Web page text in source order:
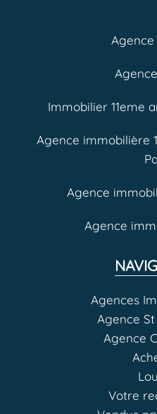
Agence
Immobilier 11eme
Agence immobilière
Agence
Agence
Agences
Agence
Agence
Votre